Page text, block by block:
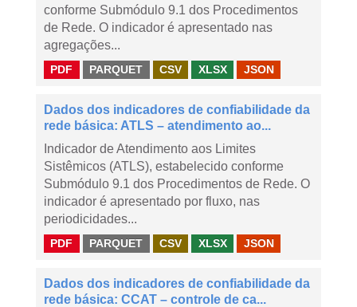
conforme Submódulo 9.1 dos Procedimentos
de Rede. O indicador é apresentado nas
agregações...
PDF PARQUET CSV XLSX JSON
Dados dos indicadores de confiabilidade da
rede básica: ATLS – atendimento ao...
Indicador de Atendimento aos Limites
Sistêmicos (ATLS), estabelecido conforme
Submódulo 9.1 dos Procedimentos de Rede. O
indicador é apresentado por fluxo, nas
periodicidades...
PDF PARQUET CSV XLSX JSON
Dados dos indicadores de confiabilidade da
rede básica: CCAT – controle de ca...